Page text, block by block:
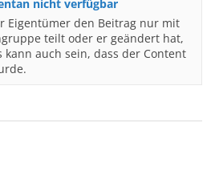
nicht verfügbar
Eigentümer den Beitrag nur mit
teilt oder er geändert hat,
kann auch sein, dass der Content